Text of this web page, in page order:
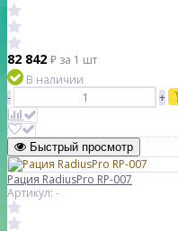
82 842 ₽ за 1 шт
В наличии
-
+
Быстрый просмотр
Рация RadiusPro RP-007
Артикул: -